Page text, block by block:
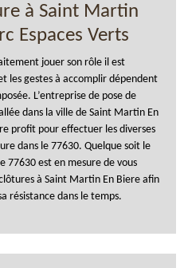
à Saint Martin
Espaces Verts
jouer son rôle il est
les gestes à accomplir dépendent
L’entreprise de pose de
dans la ville de Saint Martin En
profit pour effectuer les diverses
dans le 77630. Quelque soit le
77630 est en mesure de vous
à Saint Martin En Biere afin
résistance dans le temps.